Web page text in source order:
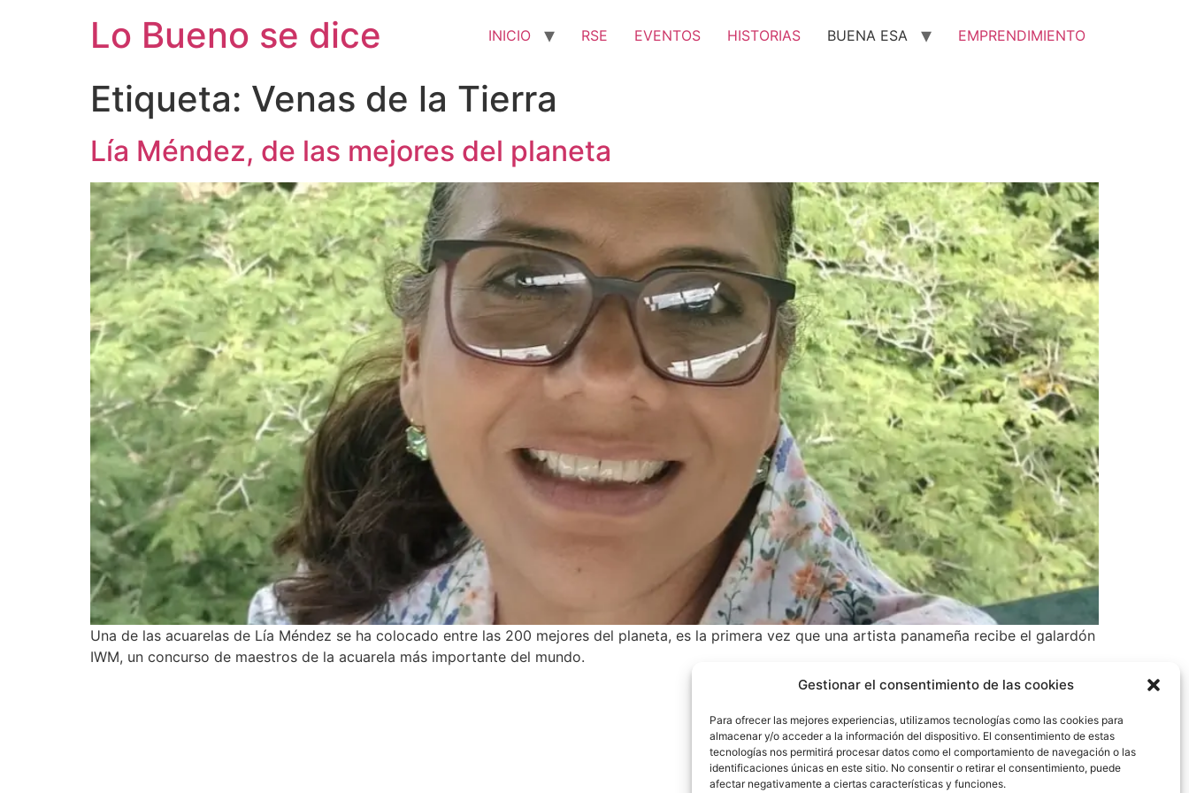
Gestionar el consentimiento de las cookies
Para ofrecer las mejores experiencias, utilizamos tecnologías como las cookies para
almacenar y/o acceder a la información del dispositivo. El consentimiento de estas
tecnologías nos permitirá procesar datos como el comportamiento de navegación o las
identificaciones únicas en este sitio. No consentir o retirar el consentimiento, puede
afectar negativamente a ciertas características y funciones.
Lo Bueno se dice INICIO RSE EVENTOS HISTORIAS BUENA ESA EMPRENDIMIENTO
Etiqueta: Venas de la Tierra
Lía Méndez, de las mejores del planeta
Una de las acuarelas de Lía Méndez se ha colocado entre las 200 mejores del planeta, es la primera vez que una artista panameña recibe el galardón
IWM, un concurso de maestros de la acuarela más importante del mundo.